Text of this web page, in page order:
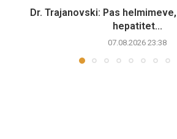
Dr. Trajanovski: Pas
hepatitet...
07.08.2026 23:38